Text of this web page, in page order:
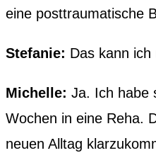
eine posttraumatische
Stefanie: Das kann
Michelle: Ja. Ich habe
Wochen in eine Reha.
neuen Alltag